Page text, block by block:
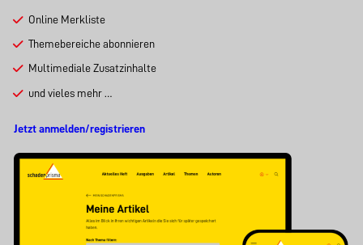
Online Merkliste
Themebereiche abonnieren
Multimediale Zusatzinhalte
und vieles mehr …
Jetzt anmelden/registrieren